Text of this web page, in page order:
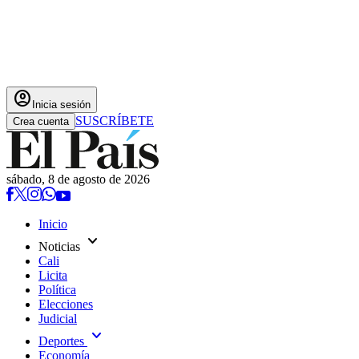
account_circle Inicia sesión
Crea cuenta SUSCRÍBETE
sábado, 8 de agosto de 2026
Inicio
Noticias expand_more
Cali
Licita
Política
Elecciones
Judicial
Deportes expand_more
Economía